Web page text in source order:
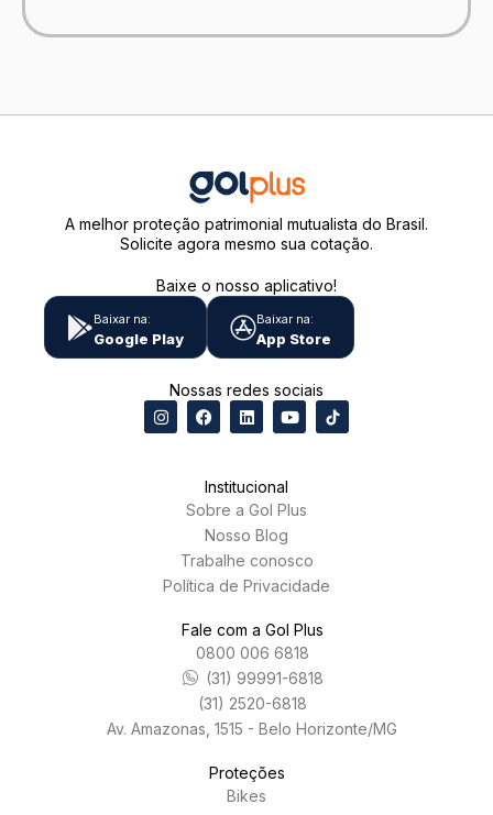
A melhor proteção patrimonial mutualista do Brasil.
Solicite agora mesmo sua cotação.
Baixe o nosso aplicativo!
Baixar na:
Google Play
Baixar na:
App Store
Nossas redes sociais
Institucional
Sobre a Gol Plus
Nosso Blog
Trabalhe conosco
Política de Privacidade
Fale com a Gol Plus
0800 006 6818
(31) 99991-6818
(31) 2520-6818
Av. Amazonas, 1515 - Belo Horizonte/MG
Proteções
Bikes